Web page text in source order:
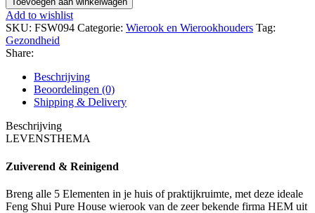
Pure
House
Wierook
voor
Reiniging
(HEM)
aantal
Add to wishlist
SKU: FSW094 Categorie: Wierook en Wierookhouders Tag:
Gezondheid
Share:
Beschrijving
Beoordelingen (0)
Shipping & Delivery
Beschrijving
LEVENSTHEMA
Zuiverend & Reinigend
Breng alle 5 Elementen in je huis of praktijkruimte, met deze ideale
Feng Shui Pure House wierook van de zeer bekende firma HEM uit